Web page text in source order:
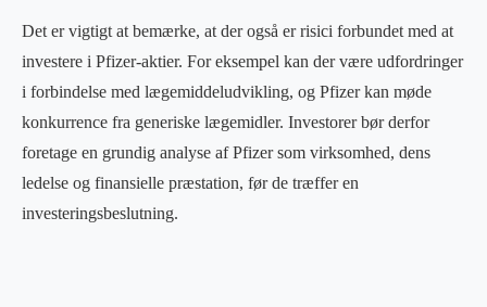
Det er vigtigt at bemærke, at der også er risici forbundet med at
investere i Pfizer-aktier. For eksempel kan der være udfordringer
i forbindelse med lægemiddeludvikling, og Pfizer kan møde
konkurrence fra generiske lægemidler. Investorer bør derfor
foretage en grundig analyse af Pfizer som virksomhed, dens
ledelse og finansielle præstation, før de træffer en
investeringsbeslutning.